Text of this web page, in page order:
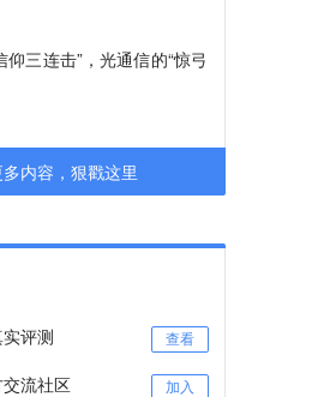
仰三连击”，光通信的“惊弓
内容，狠戳这里
评测 查看
流社区 加入